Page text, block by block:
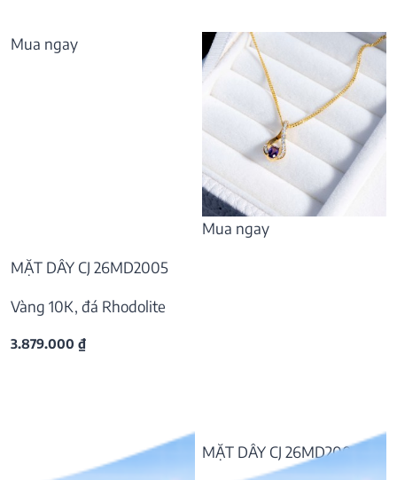
Mua ngay
MẶT DÂY CJ 26MD2005
Vàng 10K, đá Rhodolite
3.879.000 ₫
Mua ngay
MẶT DÂY CJ 26MD2005